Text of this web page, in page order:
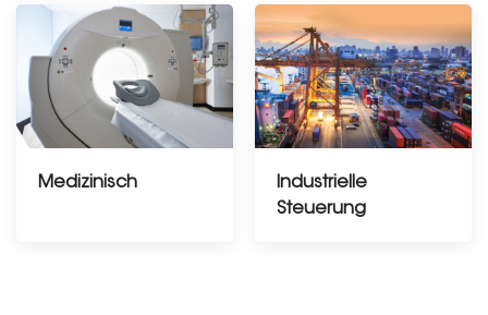
Medizinisch
Industrielle
Steuerung